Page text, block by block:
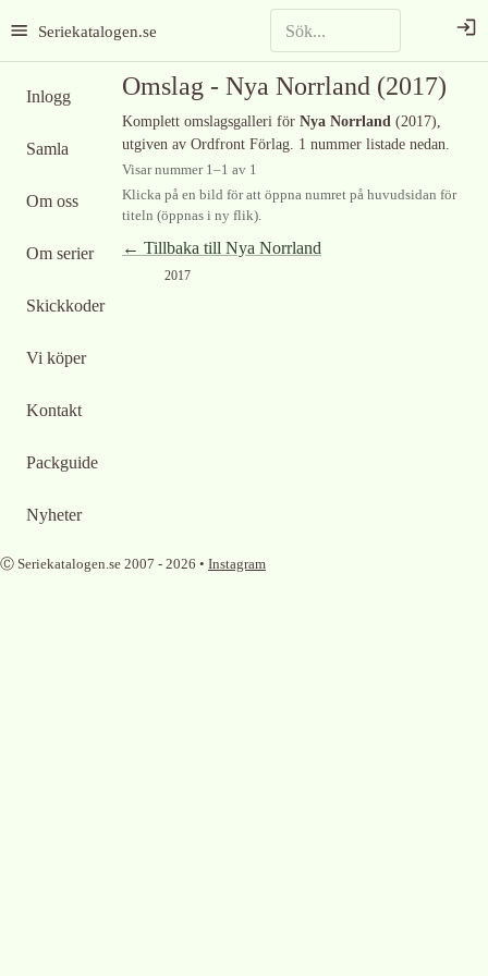
Seriekatalogen.se
Inlogg
Samla
Om oss
Om serier
Skickkoder
Vi köper
Kontakt
Packguide
Nyheter
Omslag - Nya Norrland (2017)
Komplett omslagsgalleri för Nya Norrland (2017),
utgiven av Ordfront Förlag. 1 nummer listade nedan.
Visar nummer 1–1 av 1
Klicka på en bild för att öppna numret på huvudsidan för
titeln (öppnas i ny flik).
← Tillbaka till Nya Norrland
2017
Ⓒ Seriekatalogen.se 2007 - 2026 • Instagram